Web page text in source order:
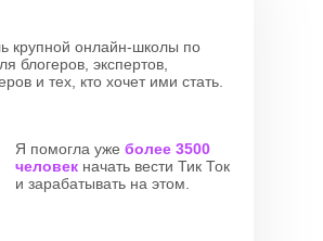
крупной онлайн-школы по
блогеров, экспертов,
и тех, кто хочет ими стать.
Я помогла уже более 3500
человек начать вести Тик Ток
и зарабатывать на этом.